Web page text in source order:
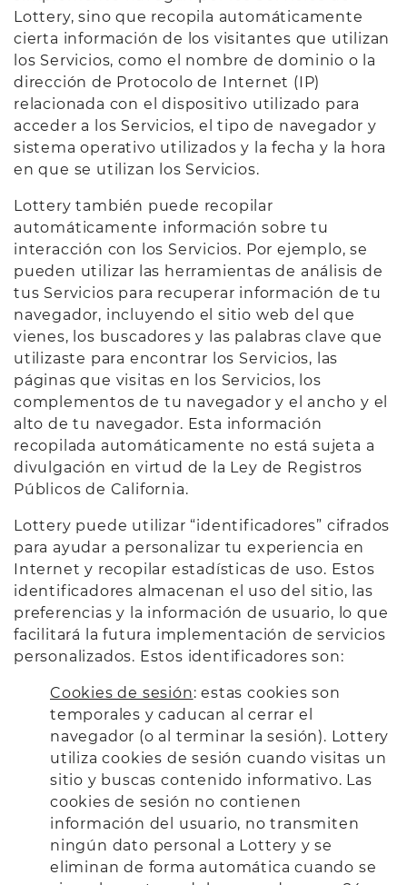
Lottery, sino que recopila automáticamente
cierta información de los visitantes que utilizan
los Servicios, como el nombre de dominio o la
dirección de Protocolo de Internet (IP)
relacionada con el dispositivo utilizado para
acceder a los Servicios, el tipo de navegador y
sistema operativo utilizados y la fecha y la hora
en que se utilizan los Servicios.
Lottery también puede recopilar
automáticamente información sobre tu
interacción con los Servicios. Por ejemplo, se
pueden utilizar las herramientas de análisis de
tus Servicios para recuperar información de tu
navegador, incluyendo el sitio web del que
vienes, los buscadores y las palabras clave que
utilizaste para encontrar los Servicios, las
páginas que visitas en los Servicios, los
complementos de tu navegador y el ancho y el
alto de tu navegador. Esta información
recopilada automáticamente no está sujeta a
divulgación en virtud de la Ley de Registros
Públicos de California.
Lottery puede utilizar “identificadores” cifrados
para ayudar a personalizar tu experiencia en
Internet y recopilar estadísticas de uso. Estos
identificadores almacenan el uso del sitio, las
preferencias y la información de usuario, lo que
facilitará la futura implementación de servicios
personalizados. Estos identificadores son:
Cookies de sesión: estas cookies son
temporales y caducan al cerrar el
navegador (o al terminar la sesión). Lottery
utiliza cookies de sesión cuando visitas un
sitio y buscas contenido informativo. Las
cookies de sesión no contienen
información del usuario, no transmiten
ningún dato personal a Lottery y se
eliminan de forma automática cuando se